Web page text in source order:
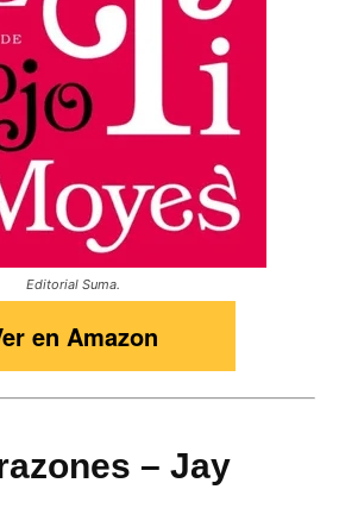
Editorial Suma.
en Amazon
– Jay